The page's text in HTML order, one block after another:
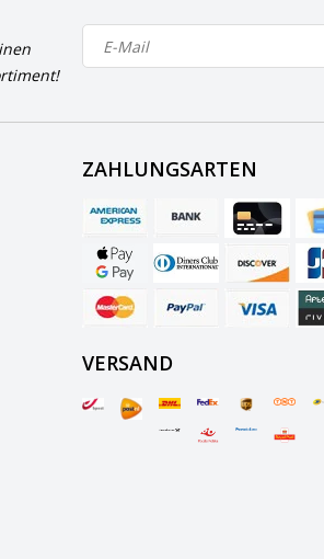
ZAHLUNGSARTEN
VERSAND